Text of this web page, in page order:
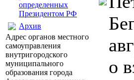
определенных
Президентом РФ
Архив
Адрес органов местного
самоуправления
внутригородского
муниципального
образования города
о